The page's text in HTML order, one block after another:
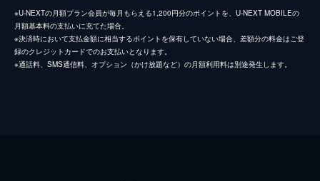
※U-NEXTの月額プラン会員が毎月もらえる1,200円分のポイントを、U-NEXT MOBILEの
月額基本料の支払いに充てた場合。
※決済時において支払金額に相当するポイントを保有していない場合、差額分の料金はご登
録のクレジットカードでのお支払いとなります。
※通話料、SMS通信料、オプション（かけ放題など）の月額利用料は別途発生します。